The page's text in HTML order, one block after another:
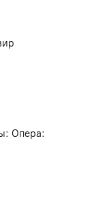
Опера: